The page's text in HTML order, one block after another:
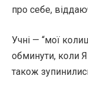
про себе,
Учні — “мої
обминути, коли
також